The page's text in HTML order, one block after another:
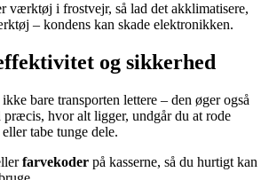
værktøj i frostvejr, så lad det akklimatisere,
– kondens kan skade elektronikken.
og sikkerhed
bare transporten lettere – den øger også
hvor alt ligger, undgår du at rode
tabe tunge dele.
farvekoder på kasserne, så du hurtigt kan